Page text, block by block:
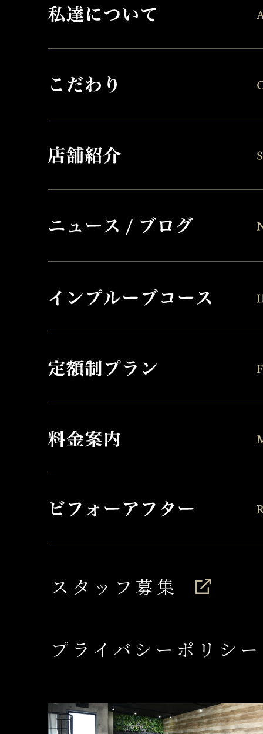
スタッフ募集
プライバシーポリシー